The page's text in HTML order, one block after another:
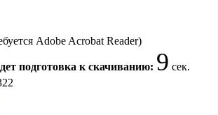
Adobe Acrobat Reader)
подготовка к скачиванию: 9 сек.